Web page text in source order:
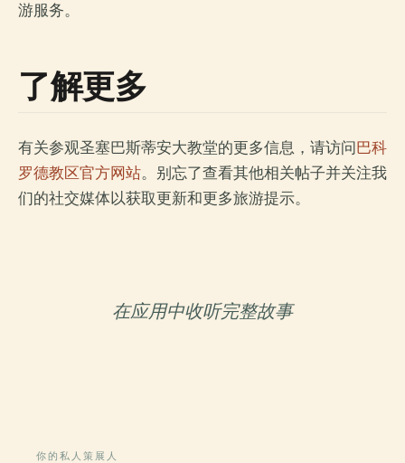
游服务。
了解更多
有关参观圣塞巴斯蒂安大教堂的更多信息，请访问巴科
罗德教区官方网站。别忘了查看其他相关帖子并关注我
们的社交媒体以获取更新和更多旅游提示。
在应用中收听完整故事
你的私人策展人